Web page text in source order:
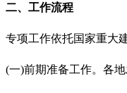
二、 工作流程
专项工作依托国家重大
(一)前期准备工作。各